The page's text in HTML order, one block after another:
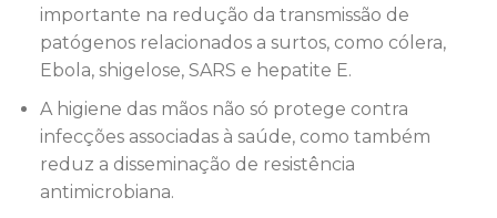
importante na redução da transmissão de
patógenos relacionados a surtos, como cólera,
Ebola, shigelose, SARS e hepatite E.
A higiene das mãos não só protege contra
infecções associadas à saúde, como também
reduz a disseminação de resistência
antimicrobiana.